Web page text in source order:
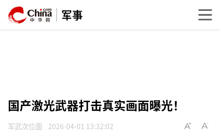
军事
国产激光武器打击真实画面曝光！
军武次位面 2026-04-01 13:32:02